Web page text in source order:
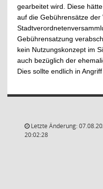
gearbeitet wird. Diese
auf die Gebührensätze
Gebührensatzung
kein Nutzungskonzept im
auch bezüglich der
Dies sollte endlich in
Letzte Änderung:
20:02:28